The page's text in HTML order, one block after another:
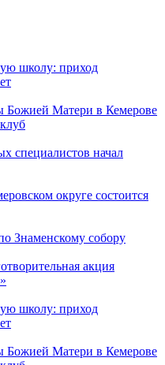
школу: приход
Божией Матери в Кемерове
специалистов начал
округе состоится
Знаменскому собору
акция
школу: приход
Божией Матери в Кемерове